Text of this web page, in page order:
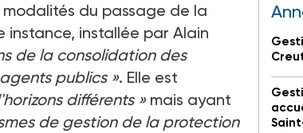
du passage de la
instance, installée par Alain
de la consolidation des
publics ». Elle est
différents »mais ayant
de gestion de la protection